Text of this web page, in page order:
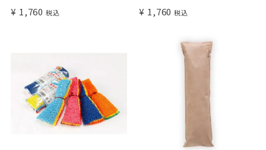
¥ 1,760 税込 ¥ 1,760 税込